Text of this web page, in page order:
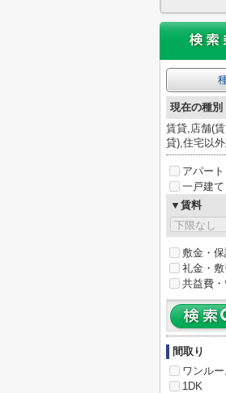
現在の種別
賃貸,店舗(
貸),住宅以
アパート
一戸建て
▼賃料
敷金・
礼金・敷
共益費
間取り
ワンルー
1DK